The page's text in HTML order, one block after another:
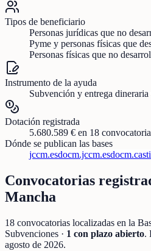
Tipos de beneficiario
Personas jurídicas que no
Pyme y personas físicas que
Personas físicas que no
Instrumento de la ayuda
Subvención y entrega
Dotación registrada
5.680.589 € en 18
Dónde se publican las bases
jccm.esdocm.jccm.es
Convocatorias
Mancha
18 convocatorias localizadas en la
Subvenciones · 1 con plazo abierto.
agosto de 2026.